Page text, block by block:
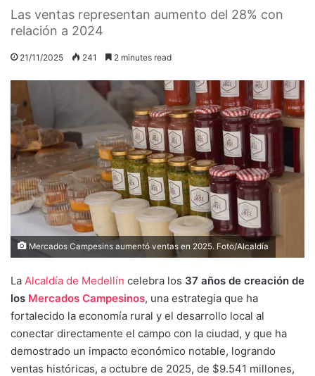
Las ventas representan aumento del 28% con
relación a 2024
21/11/2025 241 2 minutes read
Mercados Campesins aumentó ventas en 2025. Foto/Alcaldía
La Alcaldía de Medellín celebra los 37 años de creación de
los Mercados Campesinos, una estrategia que ha
fortalecido la economía rural y el desarrollo local al
conectar directamente el campo con la ciudad, y que ha
demostrado un impacto económico notable, logrando
ventas históricas, a octubre de 2025, de $9.541 millones,